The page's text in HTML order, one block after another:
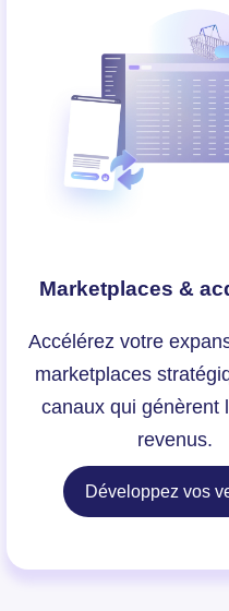
Marketplaces &
Accélérez votre
marketplaces
canaux qui génèrent
revenus.
Développez vos